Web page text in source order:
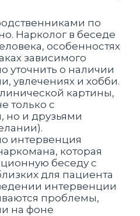
по
Нарколог в беседе
особенностях
зависимого
уточнить о наличии
увлечениях и хобби.
картины,
только с
но и друзьями
интервенция
которая
беседу с
для пациента
интервенции
проблемы,
на фоне